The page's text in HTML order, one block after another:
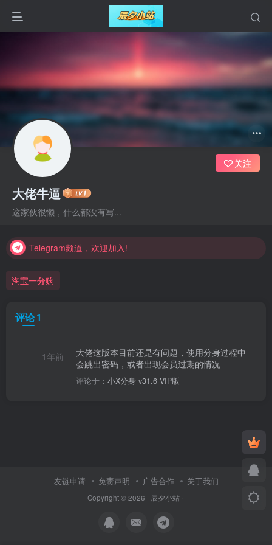
大佬牛逼
这家伙很懒，什么都没有写...
关注
Telegram频道，欢迎加入!
Telegram频道，欢迎加入!
淘宝一分购
评论1
1年前
大佬这版本目前还是有问题，使用分身过程中
会跳出密码，或者出现会员过期的情况
评论于： 小X分身 v31.6 VIP版
友链申请 免责声明 广告合作 关于我们
Copyright © 2026 · 辰夕小站·